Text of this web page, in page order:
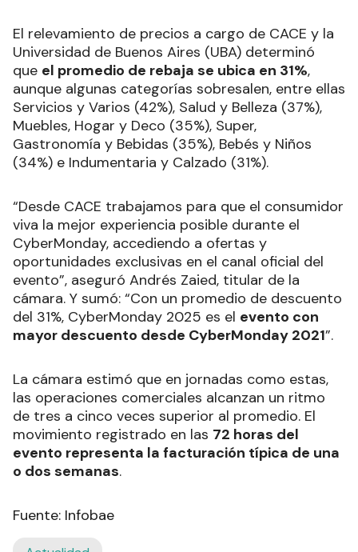
El relevamiento de precios a cargo de CACE y la
Universidad de Buenos Aires (UBA) determinó
que el promedio de rebaja se ubica en 31%,
aunque algunas categorías sobresalen, entre ellas
Servicios y Varios (42%), Salud y Belleza (37%),
Muebles, Hogar y Deco (35%), Super,
Gastronomía y Bebidas (35%), Bebés y Niños
(34%) e Indumentaria y Calzado (31%).
“Desde CACE trabajamos para que el consumidor
viva la mejor experiencia posible durante el
CyberMonday, accediendo a ofertas y
oportunidades exclusivas en el canal oficial del
evento”, aseguró Andrés Zaied, titular de la
cámara. Y sumó: “Con un promedio de descuento
del 31%, CyberMonday 2025 es el evento con
mayor descuento desde CyberMonday 2021”.
La cámara estimó que en jornadas como estas,
las operaciones comerciales alcanzan un ritmo
de tres a cinco veces superior al promedio. El
movimiento registrado en las 72 horas del
evento representa la facturación típica de una
o dos semanas.
Fuente: Infobae